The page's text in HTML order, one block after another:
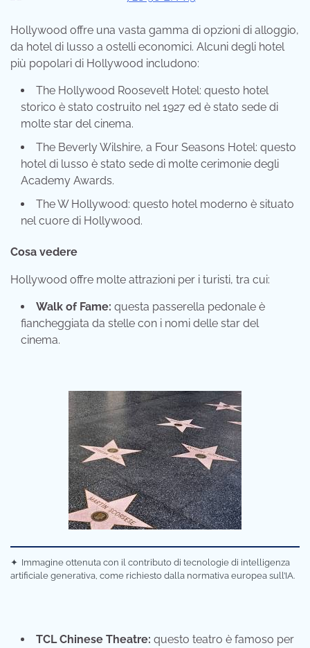
Hollywood offre una vasta gamma di opzioni di alloggio,
da hotel di lusso a ostelli economici. Alcuni degli hotel
più popolari di Hollywood includono:
The Hollywood Roosevelt Hotel: questo hotel
storico è stato costruito nel 1927 ed è stato sede di
molte star del cinema.
The Beverly Wilshire, a Four Seasons Hotel: questo
hotel di lusso è stato sede di molte cerimonie degli
Academy Awards.
The W Hollywood: questo hotel moderno è situato
nel cuore di Hollywood.
Cosa vedere
Hollywood offre molte attrazioni per i turisti, tra cui:
Walk of Fame: questa passerella pedonale è
fiancheggiata da stelle con i nomi delle star del
cinema.
✦ Immagine ottenuta con il contributo di tecnologie di intelligenza
artificiale generativa, come richiesto dalla normativa europea sull’IA.
TCL Chinese Theatre: questo teatro è famoso per